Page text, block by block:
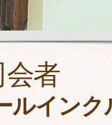
者
ルイン